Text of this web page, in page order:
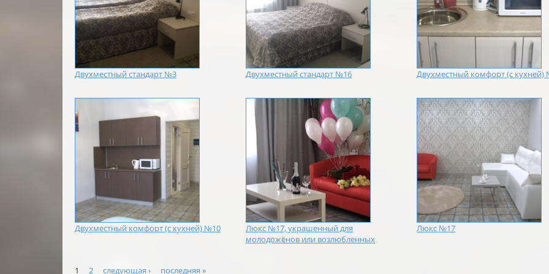
Двухместный стандарт №3 Двухместный стандарт №16 Двухместный комфорт (с кухней)
Двухместный комфорт (с кухней) №10
Люкс №17, украшенный для
молодожёнов или возлюбленных
Люкс №17
1 2 следующая › последняя »